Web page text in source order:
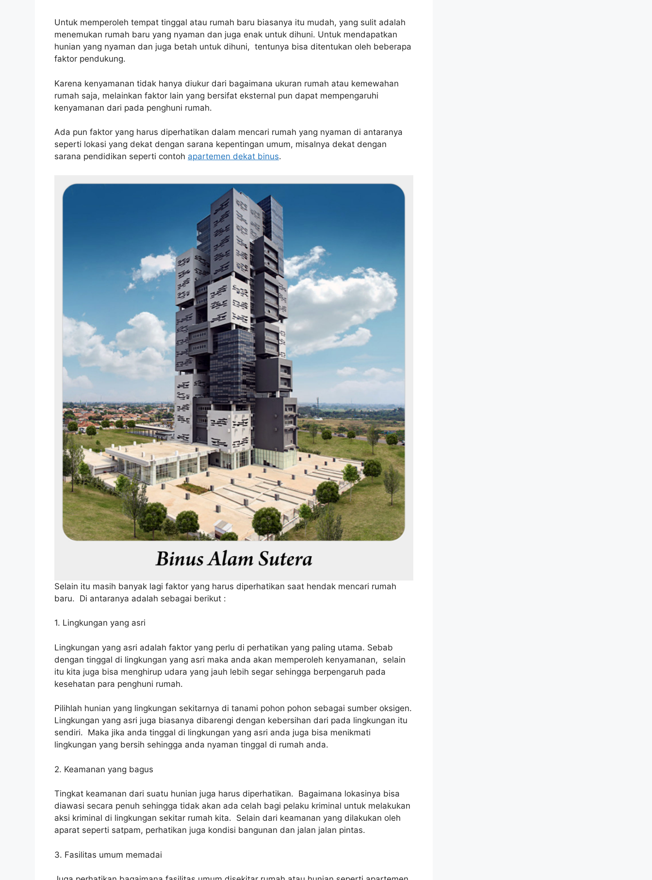
Untuk memperoleh tempat tinggal atau rumah baru biasanya itu mudah, yang sulit adalah
menemukan rumah baru yang nyaman dan juga enak untuk dihuni. Untuk mendapatkan
hunian yang nyaman dan juga betah untuk dihuni, tentunya bisa ditentukan oleh beberapa
faktor pendukung.
Karena kenyamanan tidak hanya diukur dari bagaimana ukuran rumah atau kemewahan
rumah saja, melainkan faktor lain yang bersifat eksternal pun dapat mempengaruhi
kenyamanan dari pada penghuni rumah.
Ada pun faktor yang harus diperhatikan dalam mencari rumah yang nyaman di antaranya
seperti lokasi yang dekat dengan sarana kepentingan umum, misalnya dekat dengan
sarana pendidikan seperti contoh apartemen dekat binus.
Selain itu masih banyak lagi faktor yang harus diperhatikan saat hendak mencari rumah
baru. Di antaranya adalah sebagai berikut :
1. Lingkungan yang asri
Lingkungan yang asri adalah faktor yang perlu di perhatikan yang paling utama. Sebab
dengan tinggal di lingkungan yang asri maka anda akan memperoleh kenyamanan, selain
itu kita juga bisa menghirup udara yang jauh lebih segar sehingga berpengaruh pada
kesehatan para penghuni rumah.
Pilihlah hunian yang lingkungan sekitarnya di tanami pohon pohon sebagai sumber oksigen.
Lingkungan yang asri juga biasanya dibarengi dengan kebersihan dari pada lingkungan itu
sendiri. Maka jika anda tinggal di lingkungan yang asri anda juga bisa menikmati
lingkungan yang bersih sehingga anda nyaman tinggal di rumah anda.
2. Keamanan yang bagus
Tingkat keamanan dari suatu hunian juga harus diperhatikan. Bagaimana lokasinya bisa
diawasi secara penuh sehingga tidak akan ada celah bagi pelaku kriminal untuk melakukan
aksi kriminal di lingkungan sekitar rumah kita. Selain dari keamanan yang dilakukan oleh
aparat seperti satpam, perhatikan juga kondisi bangunan dan jalan jalan pintas.
3. Fasilitas umum memadai